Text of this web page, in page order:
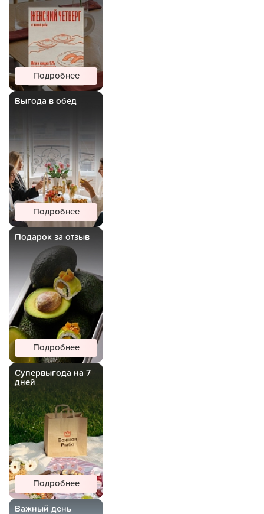
Подробнее
Выгода в обед
Подробнее
Подарок за отзыв
Подробнее
Супервыгода на 7
дней
Подробнее
Важный день